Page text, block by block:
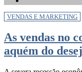
VENDAS E MARKETING
As vendas no
aquém do